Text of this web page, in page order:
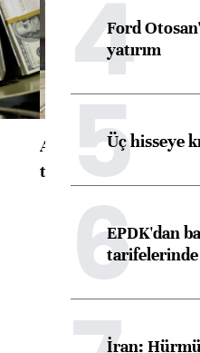
ABD'de konut
toparlandı
4
Ford
yatırım
5Üç hisseye
6EPDK'dan
İran: